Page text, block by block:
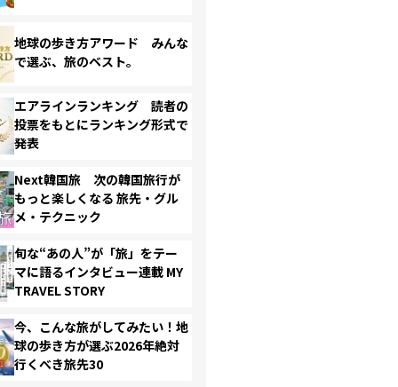
地球の歩き方アワード みんな
で選ぶ、旅のベスト。
エアラインランキング 読者の
投票をもとにランキング形式で
発表
Next韓国旅 次の韓国旅行が
もっと楽しくなる 旅先・グル
メ・テクニック
旬な“あの人”が「旅」をテー
マに語るインタビュー連載 MY
TRAVEL STORY
今、こんな旅がしてみたい！地
球の歩き方が選ぶ2026年絶対
行くべき旅先30